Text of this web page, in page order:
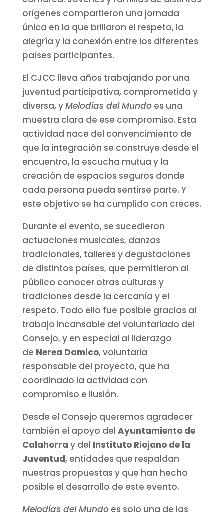
orígenes compartieron una jornada
única en la que brillaron el respeto, la
alegría y la conexión entre los diferentes
países participantes.
El CJCC lleva años trabajando por una
juventud participativa, comprometida y
diversa, yMelodías del Mundoes una
muestra clara de ese compromiso. Esta
actividad nace del convencimiento de
que la integración se construye desde el
encuentro, la escucha mutua y la
creación de espacios seguros donde
cada persona pueda sentirse parte. Y
este objetivo se ha cumplido con creces.
Durante el evento, se sucedieron
actuaciones musicales, danzas
tradicionales, talleres y degustaciones
de distintos países, que permitieron al
público conocer otras culturas y
tradiciones desde la cercanía y el
respeto. Todo ello fue posible gracias al
trabajo incansable del voluntariado del
Consejo, y en especial al liderazgo
de Nerea Damico, voluntaria
responsable del proyecto, que ha
coordinado la actividad con
compromiso e ilusión.
Desde el Consejo queremos agradecer
también el apoyo del Ayuntamiento de
Calahorra y del Instituto Riojano de la
Juventud, entidades que respaldan
nuestras propuestas y que han hecho
posible el desarrollo de este evento.
Melodías del Mundoes solo una de las